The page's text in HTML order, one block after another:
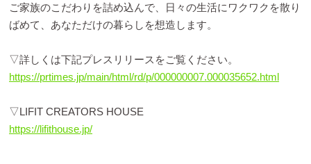
ご家族のこだわりを詰め込んで、日々の生活にワクワクを散り
ばめて、あなただけの暮らしを想造します。
▽詳しくは下記プレスリリースをご覧ください。
https://prtimes.jp/main/html/rd/p/000000007.000035652.html
▽LIFIT CREATORS HOUSE
https://lifithouse.jp/